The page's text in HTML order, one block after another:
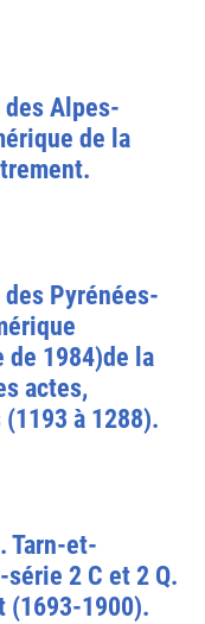
Alpes-
de la
Pyrénées-
de 1984)de la
actes,
à 1288).
Tarn-et-
2 C et 2 Q.
(1693-1900).